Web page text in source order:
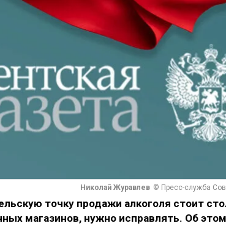
Николай Журавлев © Пресс-служба
точку продажи алкоголя стоит
магазинов, нужно исправлять. Об